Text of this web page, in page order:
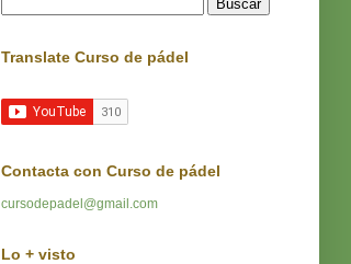
Translate Curso de pádel
Contacta con Curso de pádel
cursodepadel@gmail.com
Lo + visto